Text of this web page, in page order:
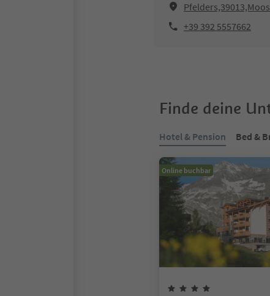
+39 392 5557662
Finde deine
Hotel & Pension Bed &
Online buchbar